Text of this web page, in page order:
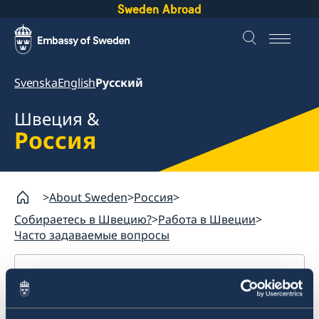
Sweden Abroad
SvenskaEnglishРусский
Швеция &
Россия
About Sweden Россия
Собираетесь в Швецию? Работа в Швеции
Часто задаваемые вопросы
Россия
Собираетесь в Швецию?